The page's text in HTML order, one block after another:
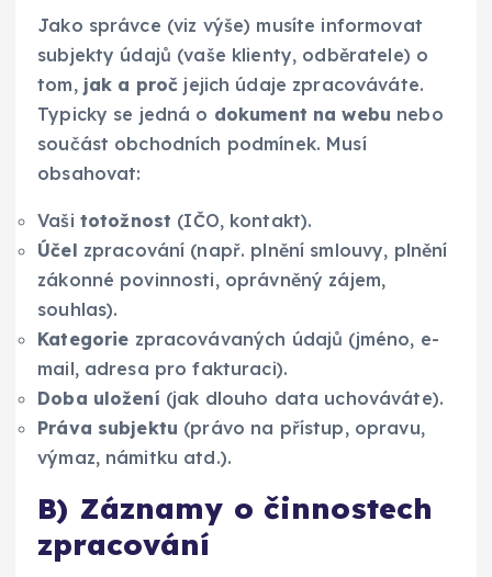
Jako správce (viz výše) musíte informovat
subjekty údajů (vaše klienty, odběratele) o
tom, jak a proč jejich údaje zpracováváte.
Typicky se jedná o dokument na webu nebo
součást obchodních podmínek. Musí
obsahovat:
Vaši totožnost (IČO, kontakt).
Účel zpracování (např. plnění smlouvy, plnění
zákonné povinnosti, oprávněný zájem,
souhlas).
Kategorie zpracovávaných údajů (jméno, e-
mail, adresa pro fakturaci).
Doba uložení (jak dlouho data uchováváte).
Práva subjektu (právo na přístup, opravu,
výmaz, námitku atd.).
B) Záznamy o činnostech
zpracování